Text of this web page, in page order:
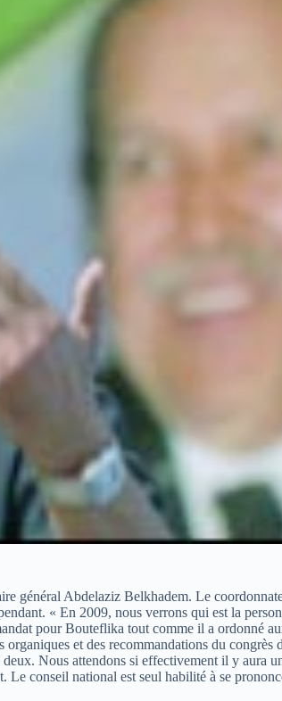
général Abdelaziz Belkhadem. Le
« En 2009, nous verrons qui est la
pour Bouteflika tout comme il a ordonné
et des recommandations du
Nous attendons si effectivement il y aura
conseil national est seul habilité à se